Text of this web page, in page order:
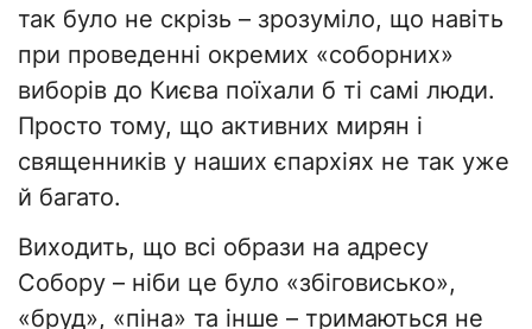
так було не скрізь – зрозуміло, що навіть
при проведенні окремих «соборних»
виборів до Києва поїхали б ті самі люди.
Просто тому, що активних мирян і
священників у наших єпархіях не так уже
й багато.
Виходить, що всі образи на адресу
Собору – ніби це було «збіговисько»,
«бруд», «піна» та інше – тримаються не